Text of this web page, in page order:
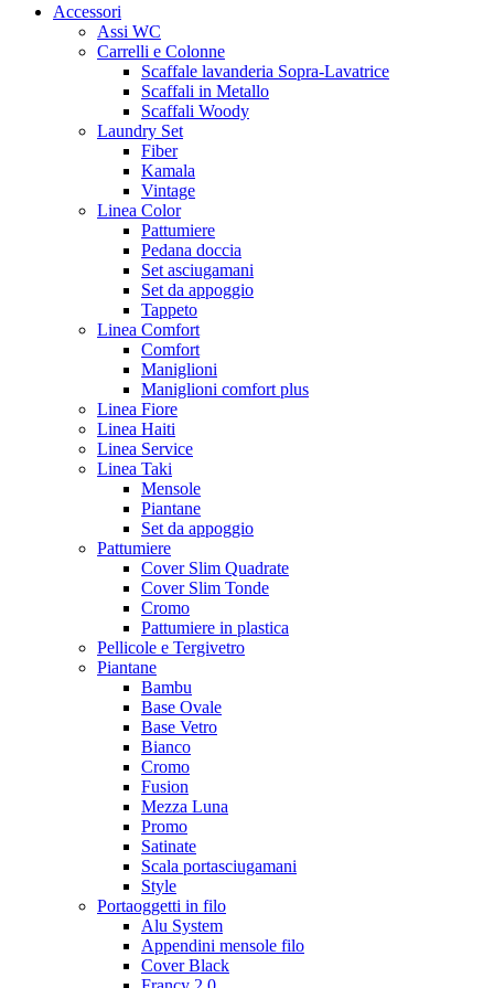
Accessori
Assi WC
Carrelli e Colonne
Scaffale lavanderia Sopra-Lavatrice
Scaffali in Metallo
Scaffali Woody
Laundry Set
Fiber
Kamala
Vintage
Linea Color
Pattumiere
Pedana doccia
Set asciugamani
Set da appoggio
Tappeto
Linea Comfort
Comfort
Maniglioni
Maniglioni comfort plus
Linea Fiore
Linea Haiti
Linea Service
Linea Taki
Mensole
Piantane
Set da appoggio
Pattumiere
Cover Slim Quadrate
Cover Slim Tonde
Cromo
Pattumiere in plastica
Pellicole e Tergivetro
Piantane
Bambu
Base Ovale
Base Vetro
Bianco
Cromo
Fusion
Mezza Luna
Promo
Satinate
Scala portasciugamani
Style
Portaoggetti in filo
Alu System
Appendini mensole filo
Cover Black